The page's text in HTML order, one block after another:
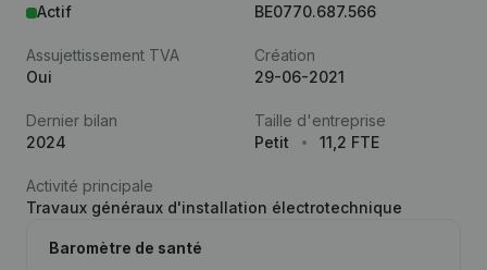
Actif
BE0770.687.566
Assujettissement TVA
Oui
Création
29-06-2021
Dernier bilan
2024
Taille d'entreprise
Petit
11,2 FTE
Activité principale
Travaux généraux d'installation électrotechnique
Baromètre de santé